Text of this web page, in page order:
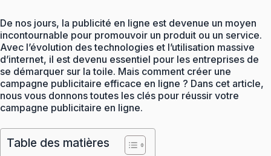
De nos jours, la publicité en ligne est devenue un moyen
incontournable pour promouvoir un produit ou un service.
Avec l’évolution des technologies et l’utilisation massive
d’internet, il est devenu essentiel pour les entreprises de
se démarquer sur la toile. Mais comment créer une
campagne publicitaire efficace en ligne ? Dans cet article,
nous vous donnons toutes les clés pour réussir votre
campagne publicitaire en ligne.
Table des matières